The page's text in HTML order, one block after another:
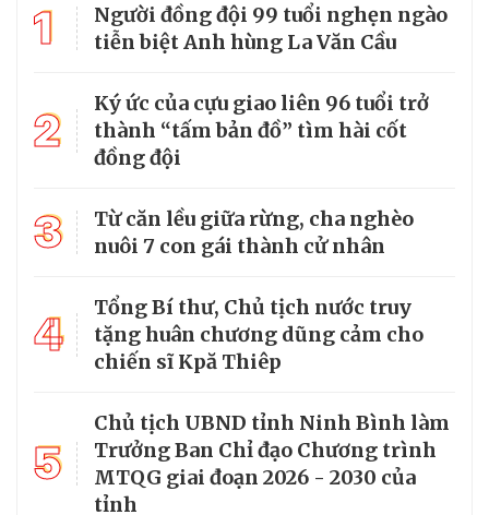
1
Người đồng đội 99 tuổi nghẹn ngào
tiễn biệt Anh hùng La Văn Cầu
2
Ký ức của cựu giao liên 96 tuổi trở
thành “tấm bản đồ” tìm hài cốt
đồng đội
3
Từ căn lều giữa rừng, cha nghèo
nuôi 7 con gái thành cử nhân
4
Tổng Bí thư, Chủ tịch nước truy
tặng huân chương dũng cảm cho
chiến sĩ Kpă Thiêp
5
Chủ tịch UBND tỉnh Ninh Bình làm
Trưởng Ban Chỉ đạo Chương trình
MTQG giai đoạn 2026 - 2030 của
tỉnh